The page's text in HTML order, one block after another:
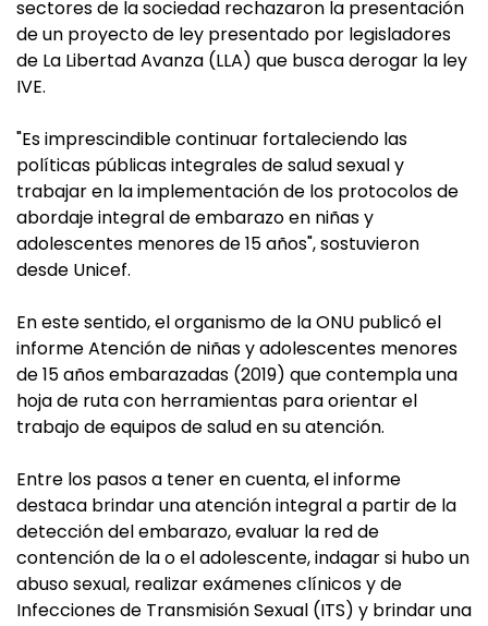
sectores de la sociedad rechazaron la presentación
de un proyecto de ley presentado por legisladores
de La Libertad Avanza (LLA) que busca derogar la ley
IVE.
"Es imprescindible continuar fortaleciendo las
políticas públicas integrales de salud sexual y
trabajar en la implementación de los protocolos de
abordaje integral de embarazo en niñas y
adolescentes menores de 15 años", sostuvieron
desde Unicef.
En este sentido, el organismo de la ONU publicó el
informe Atención de niñas y adolescentes menores
de 15 años embarazadas (2019) que contempla una
hoja de ruta con herramientas para orientar el
trabajo de equipos de salud en su atención.
Entre los pasos a tener en cuenta, el informe
destaca brindar una atención integral a partir de la
detección del embarazo, evaluar la red de
contención de la o el adolescente, indagar si hubo un
abuso sexual, realizar exámenes clínicos y de
Infecciones de Transmisión Sexual (ITS) y brindar una